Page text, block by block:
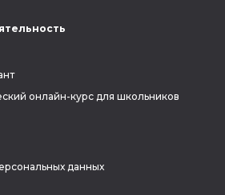
онлайн-курс для школьников
данных